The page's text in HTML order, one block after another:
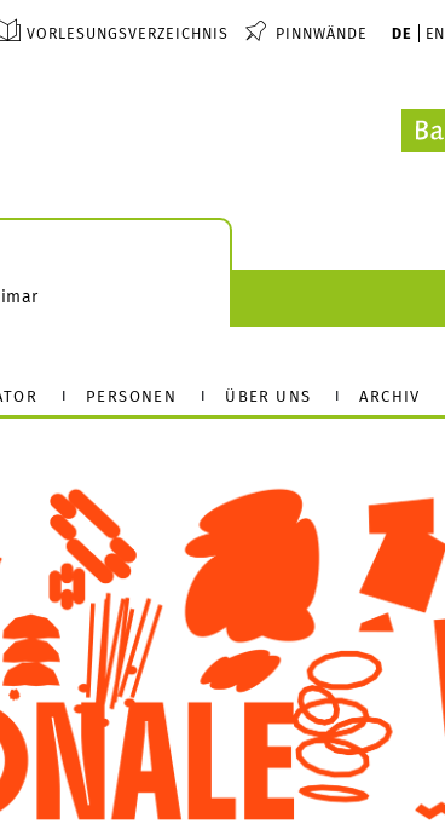
VORLESUNGSVERZEICHNIS PINNWÄNDE DE EN
PERSONEN ÜBER UNS ARCHIV